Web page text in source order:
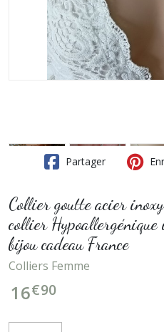
Partager
Collier goutte acier
collier
bijou cadeau France
Colliers Femme
16€90